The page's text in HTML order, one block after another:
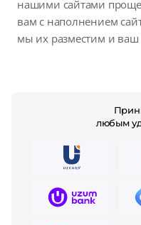
нашими сайтами
вам с наполнением
мы их разместим и ваш
любым